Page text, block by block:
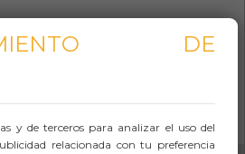
Abrir Navegación
DE
y de terceros para analizar el uso del
relacionada con tu preferencia